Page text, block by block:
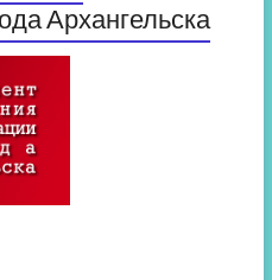
Архангельска